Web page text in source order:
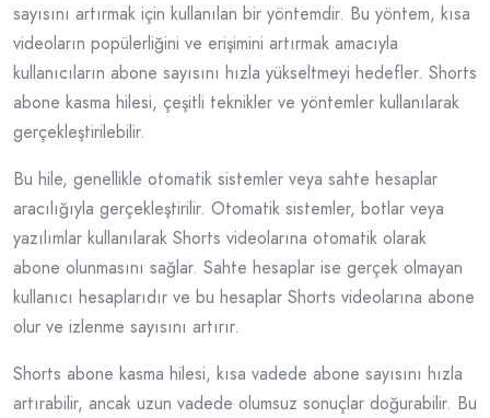
sayısını artırmak için kullanılan bir yöntemdir. Bu yöntem, kısa
videoların popülerliğini ve erişimini artırmak amacıyla
kullanıcıların abone sayısını hızla yükseltmeyi hedefler. Shorts
abone kasma hilesi, çeşitli teknikler ve yöntemler kullanılarak
gerçekleştirilebilir.
Bu hile, genellikle otomatik sistemler veya sahte hesaplar
aracılığıyla gerçekleştirilir. Otomatik sistemler, botlar veya
yazılımlar kullanılarak Shorts videolarına otomatik olarak
abone olunmasını sağlar. Sahte hesaplar ise gerçek olmayan
kullanıcı hesaplarıdır ve bu hesaplar Shorts videolarına abone
olur ve izlenme sayısını artırır.
Shorts abone kasma hilesi, kısa vadede abone sayısını hızla
artırabilir, ancak uzun vadede olumsuz sonuçlar doğurabilir. Bu